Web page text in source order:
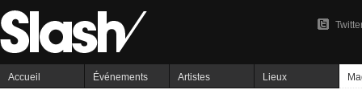
Accueil Événements Artistes Lieux